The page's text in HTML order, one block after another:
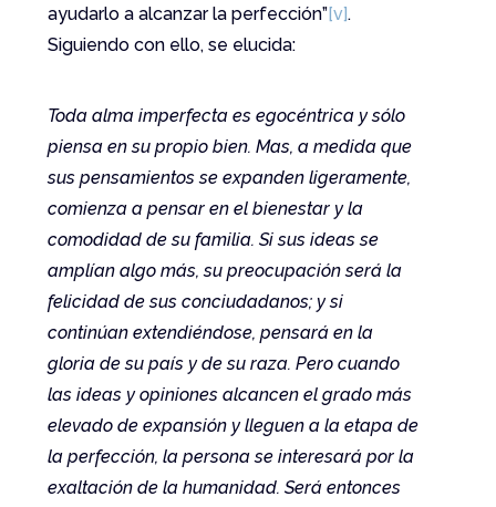
ayudarlo a alcanzar la perfección”[v].
Siguiendo con ello, se elucida:
Toda alma imperfecta es egocéntrica y sólo
piensa en su propio bien. Mas, a medida que
sus pensamientos se expanden ligeramente,
comienza a pensar en el bienestar y la
comodidad de su familia. Si sus ideas se
amplían algo más, su preocupación será la
felicidad de sus conciudadanos; y si
continúan extendiéndose, pensará en la
gloria de su país y de su raza. Pero cuando
las ideas y opiniones alcancen el grado más
elevado de expansión y lleguen a la etapa de
la perfección, la persona se interesará por la
exaltación de la humanidad. Será entonces